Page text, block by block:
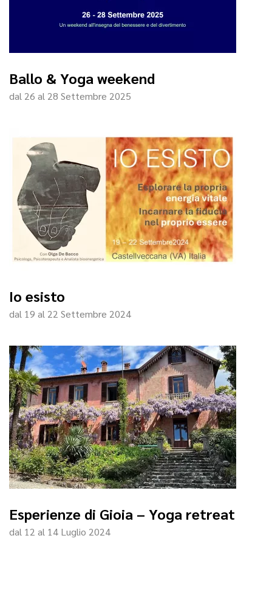
Ballo & Yoga weekend
dal 26 al 28 Settembre 2025
Io esisto
dal 19 al 22 Settembre 2024
Esperienze di Gioia – Yoga retreat
dal 12 al 14 Luglio 2024